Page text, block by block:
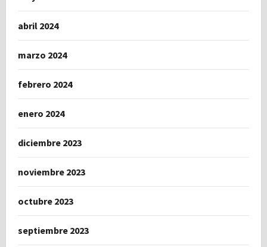
abril 2024
marzo 2024
febrero 2024
enero 2024
diciembre 2023
noviembre 2023
octubre 2023
septiembre 2023